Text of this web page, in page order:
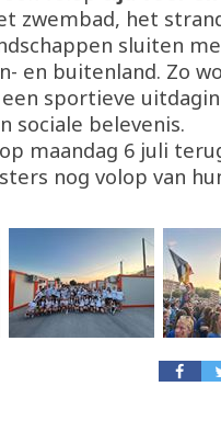
zwembad, het
sluiten
en buitenland. Zo
sportieve
sociale belevenis.
maandag 6 juli
nog volop van